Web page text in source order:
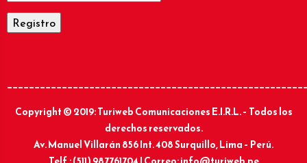
Copyright © 2019: Turiweb Comunicaciones E.I.R.L. – Todos los
derechos reservados.
Av. Manuel Villarán 856 Int. 408 Surquillo, Lima – Perú.